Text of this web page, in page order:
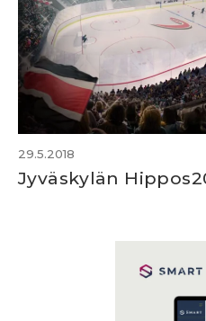
29.5.2018
Jyväskylän